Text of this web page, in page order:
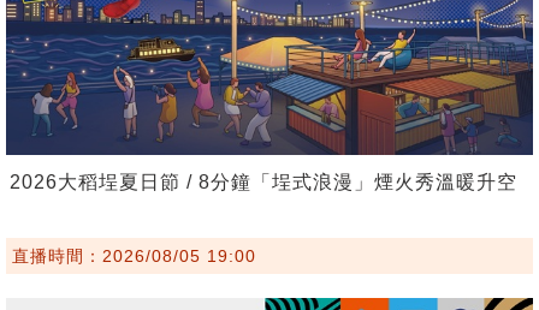
2026大稻埕夏日節 / 8分鐘「埕式浪漫」煙火秀溫暖升空
直播時間：2026/08/05 19:00